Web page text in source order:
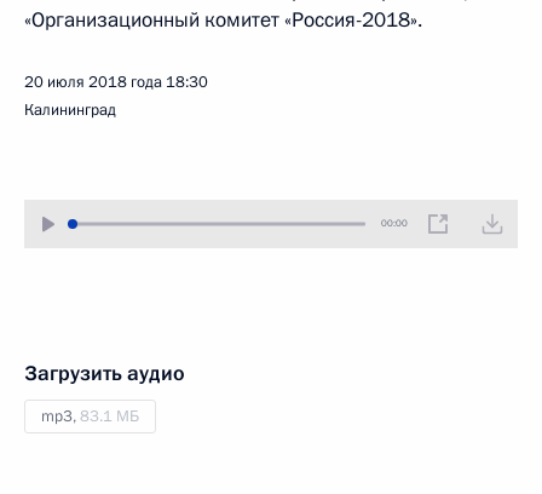
«Организационный комитет «Россия-2018».
20 июля 2018 года 18:30
Калининград
00:00
Загрузить аудио
mp3,83.1 МБ